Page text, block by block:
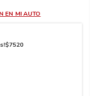
EN MI AUTO
$7520